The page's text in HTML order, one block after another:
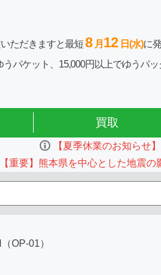
ただきますと最短8 月 12 日(水)に
うパケット、15,000円以上でゆうパッ
買取
【夏季休業のお知らせ】
【重要】熊本県を中心とした地震の
OP-01）